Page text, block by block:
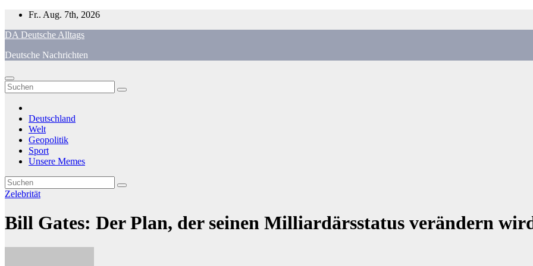
Zum
springen
Fr.. Aug. 7th, 2026
DA Deutsche Alltags
Deutsche Nachrichten
Deutschland
Welt
Geopolitik
Sport
Unsere Memes
Zelebrität
Bill Gates: Der Plan, der seinen Milliardärsstatus verändern